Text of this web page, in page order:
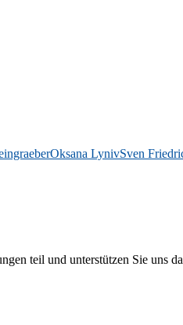
Oksana LynivSven
teil und un­ter­stüt­zen Sie